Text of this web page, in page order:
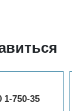
750-35